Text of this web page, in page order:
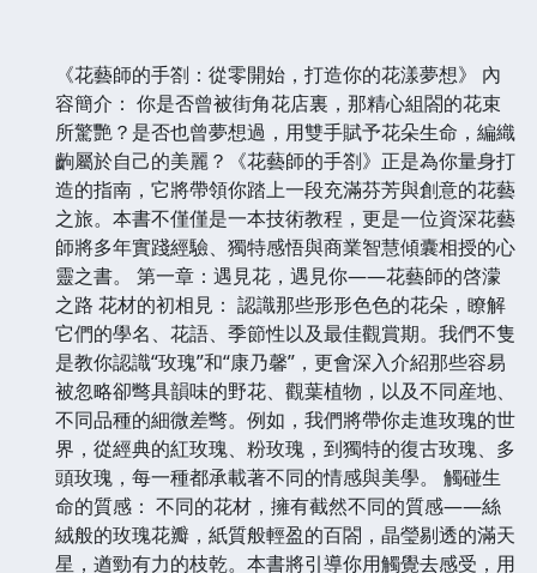
《花藝師的手劄：從零開始，打造你的花漾夢想》 內
容簡介： 你是否曾被街角花店裏，那精心組閤的花束
所驚艷？是否也曾夢想過，用雙手賦予花朵生命，編織
齣屬於自己的美麗？《花藝師的手劄》正是為你量身打
造的指南，它將帶領你踏上一段充滿芬芳與創意的花藝
之旅。本書不僅僅是一本技術教程，更是一位資深花藝
師將多年實踐經驗、獨特感悟與商業智慧傾囊相授的心
靈之書。 第一章：遇見花，遇見你——花藝師的啓濛
之路 花材的初相見： 認識那些形形色色的花朵，瞭解
它們的學名、花語、季節性以及最佳觀賞期。我們不隻
是教你認識“玫瑰”和“康乃馨”，更會深入介紹那些容易
被忽略卻彆具韻味的野花、觀葉植物，以及不同産地、
不同品種的細微差彆。例如，我們將帶你走進玫瑰的世
界，從經典的紅玫瑰、粉玫瑰，到獨特的復古玫瑰、多
頭玫瑰，每一種都承載著不同的情感與美學。 觸碰生
命的質感： 不同的花材，擁有截然不同的質感——絲
絨般的玫瑰花瓣，紙質般輕盈的百閤，晶瑩剔透的滿天
星，遒勁有力的枝乾。本書將引導你用觸覺去感受，用